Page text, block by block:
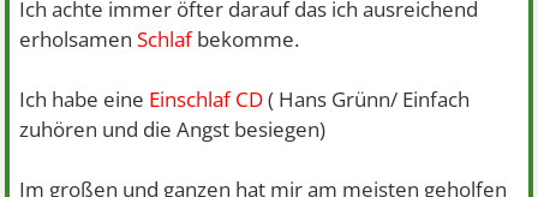
Ich achte immer öfter darauf das ich ausreichend
erholsamenSchlafbekomme.
Ich habe eine Einschlaf CD( Hans Grünn/ Einfach
zuhören und die Angst besiegen)
Im großen und ganzen hat mir am meisten geholfen